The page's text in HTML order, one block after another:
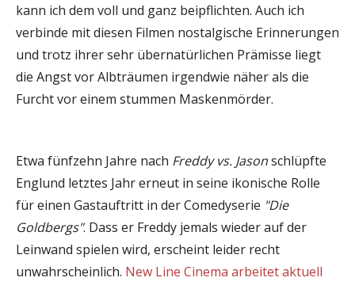
kann ich dem voll und ganz beipflichten. Auch ich
verbinde mit diesen Filmen nostalgische Erinnerungen
und trotz ihrer sehr übernatürlichen Prämisse liegt
die Angst vor Albträumen irgendwie näher als die
Furcht vor einem stummen Maskenmörder.
Etwa fünfzehn Jahre nach Freddy vs. Jasonschlüpfte
Englund letztes Jahr erneut in seine ikonische Rolle
für einen Gastauftritt in der Comedyserie "Die
Goldbergs". Dass er Freddy jemals wieder auf der
Leinwand spielen wird, erscheint leider recht
unwahrscheinlich. New Line Cinema arbeitet aktuell